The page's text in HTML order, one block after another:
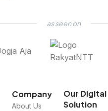
as seen on
Company
About Us
Our Digital
Solution